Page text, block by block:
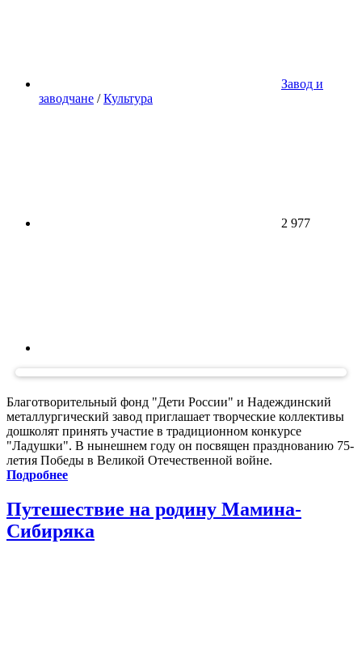
Завод и
заводчане /Культура
2 977
Благотворительный фонд "Дети России" и Надеждинский
металлургический завод приглашает творческие коллективы
дошколят принять участие в традиционном конкурсе
"Ладушки". В нынешнем году он посвящен празднованию 75-
летия Победы в Великой Отечественной войне.
Подробнее
Путешествие на родину Мамина-
Сибиряка